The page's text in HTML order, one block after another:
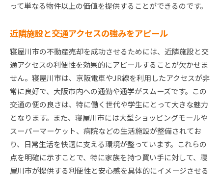
って単なる物件以上の価値を提供することができるのです。
近隣施設と交通アクセスの強みをアピール
寝屋川市の不動産売却を成功させるためには、近隣施設と交
通アクセスの利便性を効果的にアピールすることが欠かせま
せん。寝屋川市は、京阪電車やJR線を利用したアクセスが非
常に良好で、大阪市内への通勤や通学がスムーズです。この
交通の便の良さは、特に働く世代や学生にとって大きな魅力
となります。また、寝屋川市には大型ショッピングモールや
スーパーマーケット、病院などの生活施設が整備されてお
り、日常生活を快適に支える環境が整っています。これらの
点を明確に示すことで、特に家族を持つ買い手に対して、寝
屋川市が提供する利便性と安心感を具体的にイメージさせる